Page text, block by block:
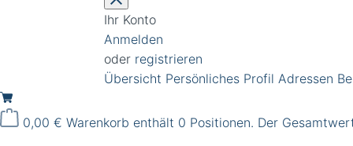
Ihr Konto
Anmelden
oder registrieren
Übersicht Persönliches Profil Adressen
0,00 € Warenkorb enthält 0 Positionen. Der